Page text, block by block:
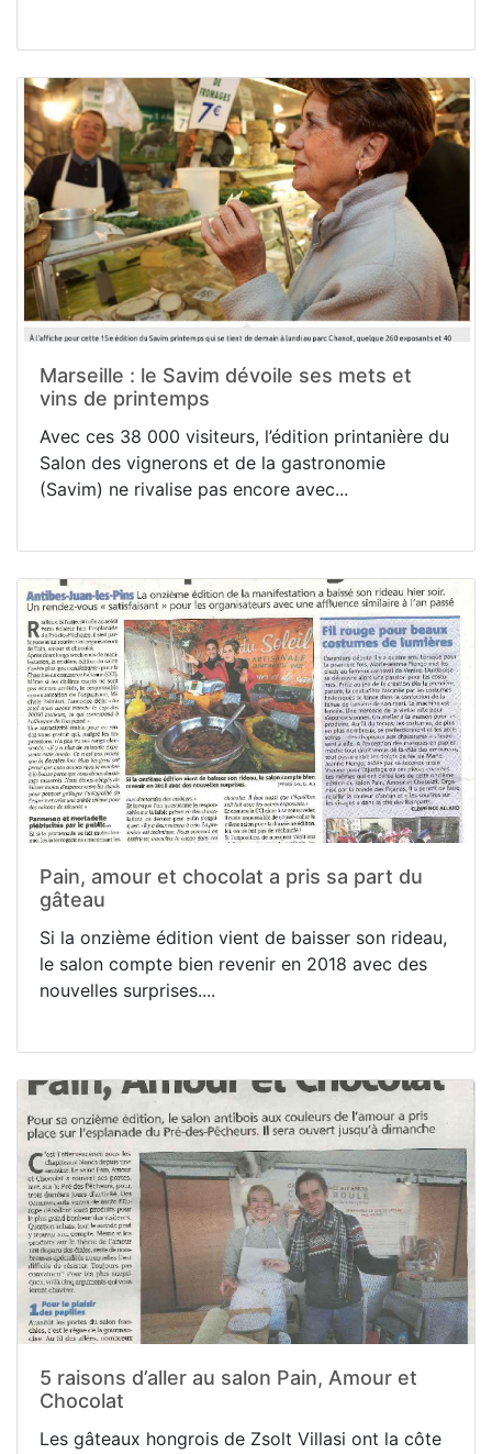
Marseille : le Savim dévoile ses mets et
vins de printemps
Avec ces 38 000 visiteurs, l’édition printanière du
Salon des vignerons et de la gastronomie
(Savim) ne rivalise pas encore avec...
Pain, amour et chocolat a pris sa part du
gâteau
Si la onzième édition vient de baisser son rideau,
le salon compte bien revenir en 2018 avec des
nouvelles surprises....
5 raisons d’aller au salon Pain, Amour et
Chocolat
Les gâteaux hongrois de Zsolt Villasi ont la côte